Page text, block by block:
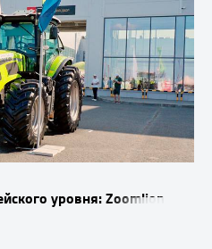
уровня: Zoomlion